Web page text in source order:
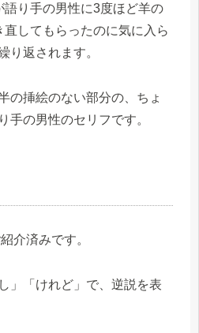
り手の男性に3度ほど羊の
してもらったのに気に入ら
り返されます。
の挿絵のない部分の、ちょ
手の男性のセリフです。
介済みです。
」「けれど」で、逆説を表